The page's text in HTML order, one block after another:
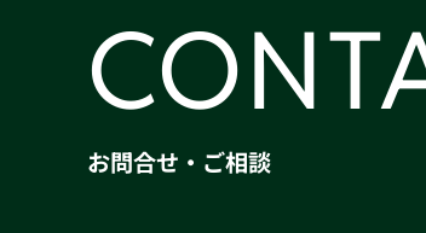
お問合せ・ご相談